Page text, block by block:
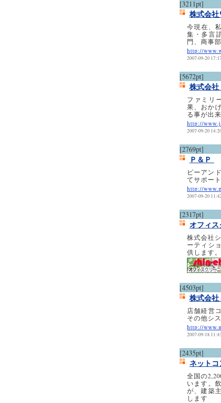
[3211pt]
株式会
今現在、
集・多言
門、商事
http://
2007-09-20
[5672pt]
株式会
ファミリ
果、おか
る事が出
http://
2007-09-20
[2769pt]
Ｐ＆Ｐ
ピーアン
てサポー
http://
2007-09-20
[2317pt]
オフィ
株式会社
ーティシ
供します。
[4503pt]
株式会
店舗経営
その他シ
http://
2007-09-18
[2435pt]
ネット
全国の
います。
が、建築
します